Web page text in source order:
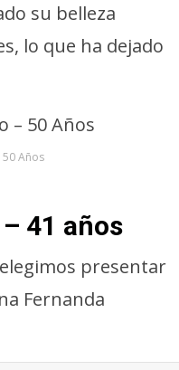
su belleza
lo que ha dejado
50 Años
41 años
presentar
Fernanda